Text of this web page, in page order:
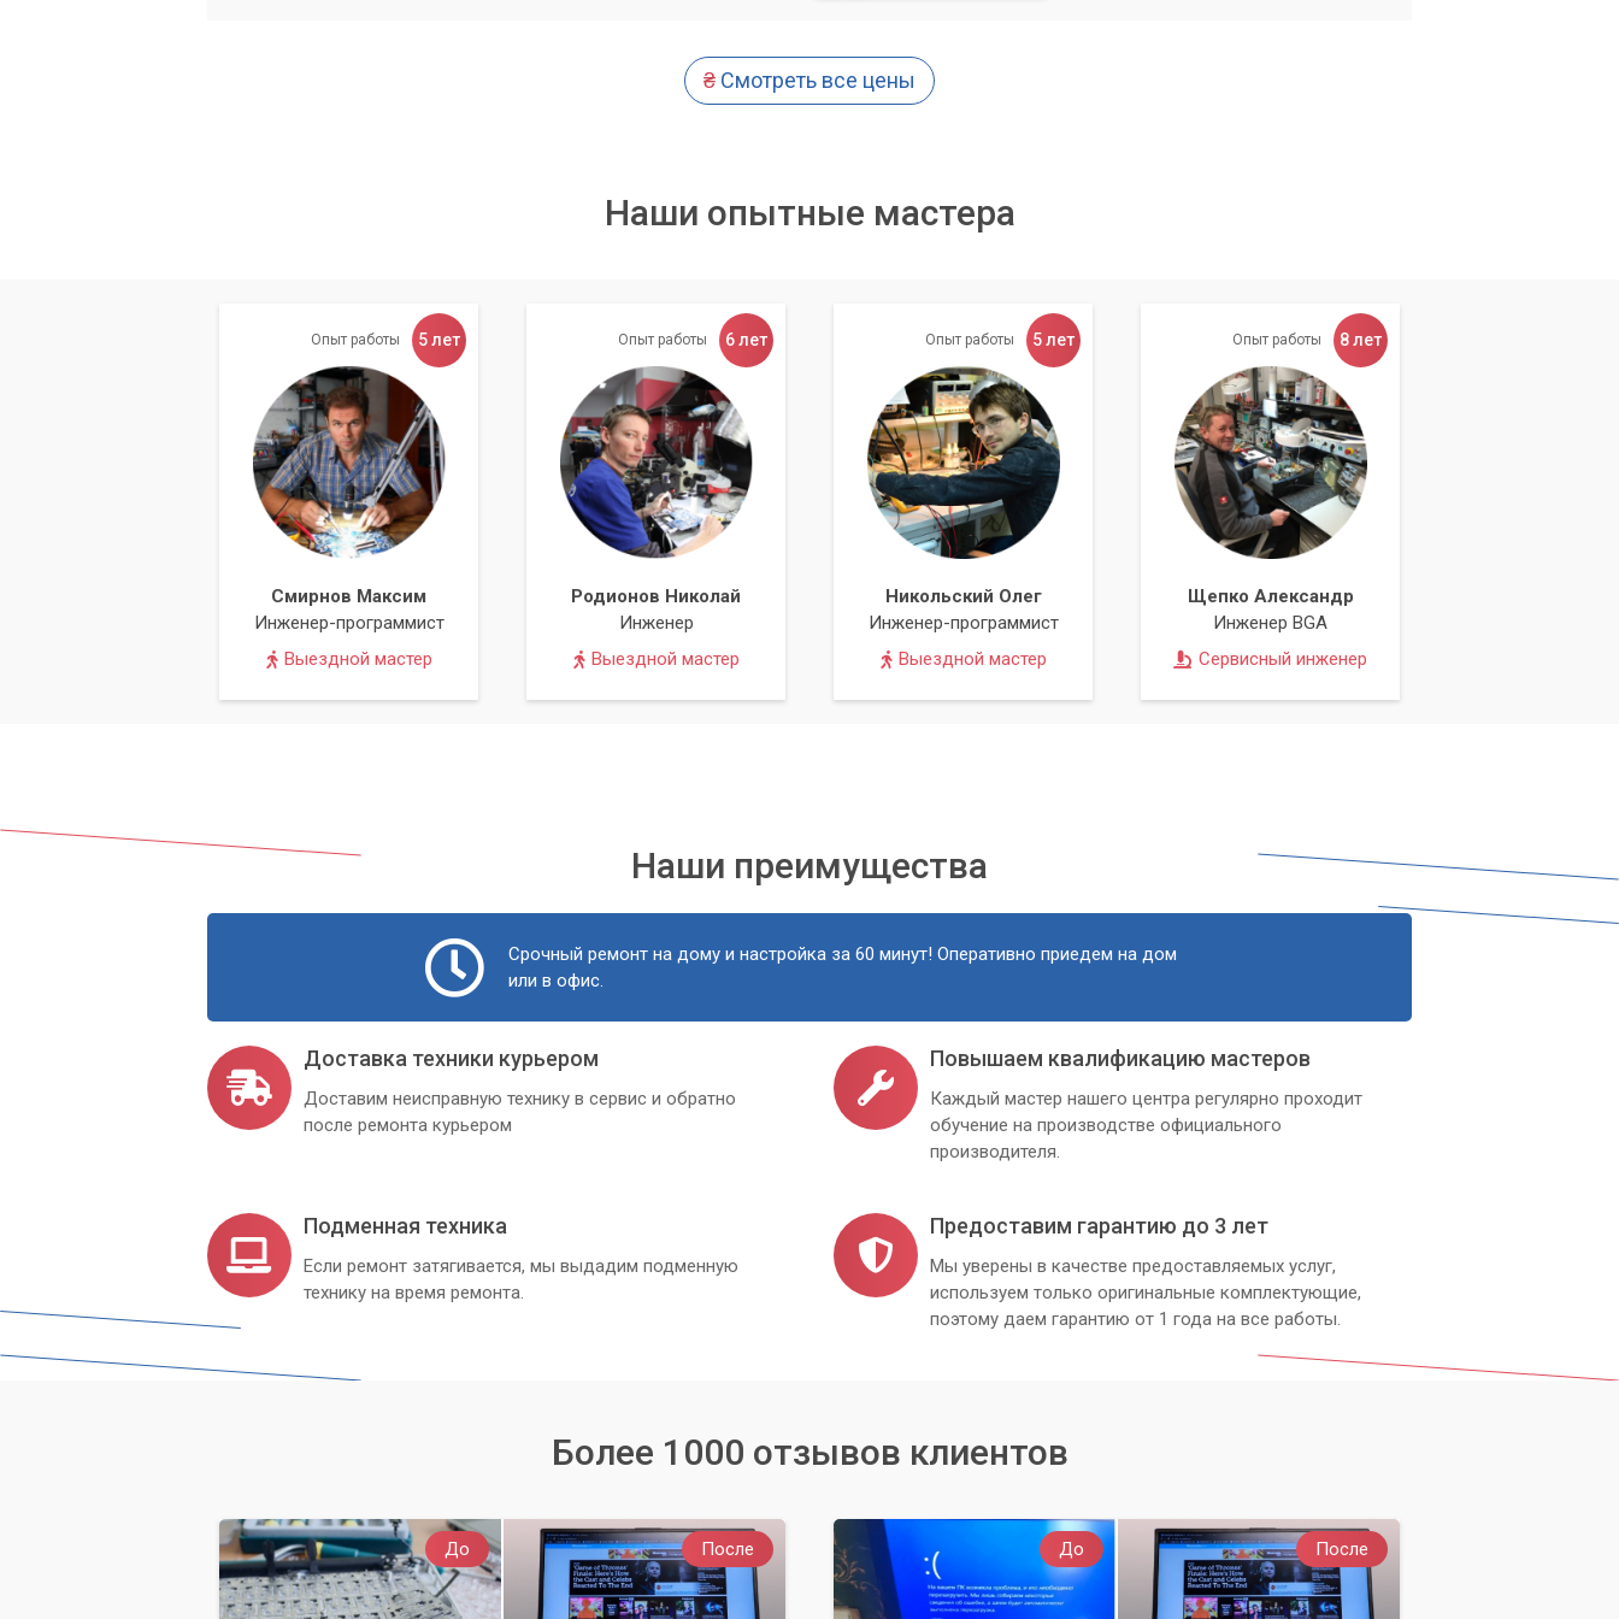
₴ Смотреть все цены
Наши опытные мастера
Опыт работы 5 лет
Смирнов Максим
Инженер-программист
Выездной мастер
Опыт работы 6 лет
Родионов Николай
Инженер
Выездной мастер
Опыт работы 5 лет
Никольский Олег
Инженер-программист
Выездной мастер
Опыт работы 8 лет
Щепко Александр
Инженер BGA
Сервисный инженер
Наши преимущества
Срочный ремонт на дому и настройка за 60 минут! Оперативно приедем на дом
или в офис.
Доставка техники курьером
Доставим неисправную технику в сервис и обратно
после ремонта курьером
Повышаем квалификацию мастеров
Каждый мастер нашего центра регулярно проходит
обучение на производстве официального
производителя.
Подменная техника
Если ремонт затягивается, мы выдадим подменную
технику на время ремонта.
Предоставим гарантию до 3 лет
Мы уверены в качестве предоставляемых услуг,
используем только оригинальные комплектующие,
поэтому даем гарантию от 1 года на все работы.
Более 1000 отзывов клиентов
До После До После